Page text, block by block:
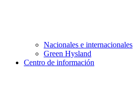
Nacionales e internacionales
Green Hysland
Centro de información